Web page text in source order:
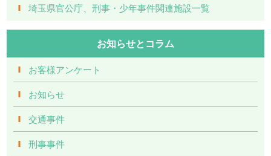
埼玉県官公庁、刑事・少年事件関連施設一覧
お知らせとコラム
お客様アンケート
お知らせ
交通事件
刑事事件